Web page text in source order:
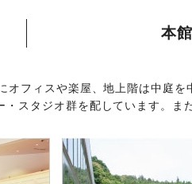
本
フィスや楽屋、地上階は中庭を
スタジオ群を配しています。